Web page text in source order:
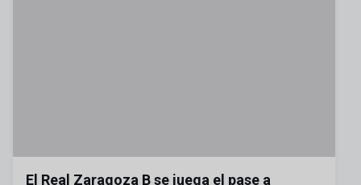
El Real Zaragoza B se juega el pase a